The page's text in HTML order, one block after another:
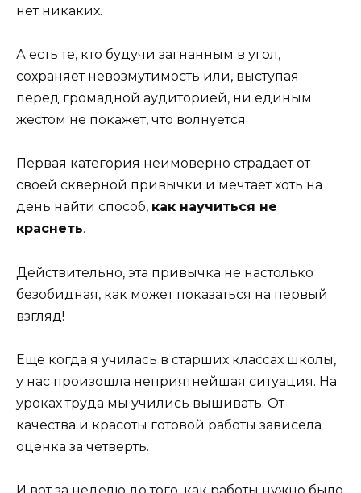
нет никаких.
А есть те, кто будучи загнанным в угол,
сохраняет невозмутимость или, выступая
перед громадной аудиторией, ни единым
жестом не покажет, что волнуется.
Первая категория неимоверно страдает от
своей скверной привычки и мечтает хоть на
день найти способ, как научиться не
краснеть.
Действительно, эта привычка не настолько
безобидная, как может показаться на первый
взгляд!
Еще когда я училась в старших классах школы,
у нас произошла неприятнейшая ситуация. На
уроках труда мы учились вышивать. От
качества и красоты готовой работы зависела
оценка за четверть.